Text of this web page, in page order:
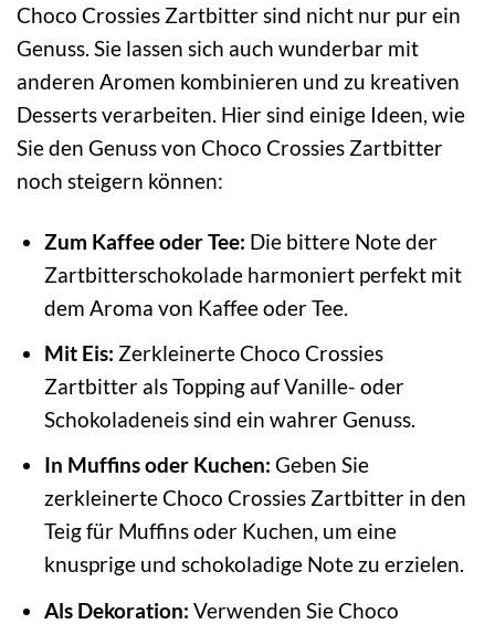
Choco Crossies Zartbitter sind nicht nur pur ein
Genuss. Sie lassen sich auch wunderbar mit
anderen Aromen kombinieren und zu kreativen
Desserts verarbeiten. Hier sind einige Ideen, wie
Sie den Genuss von Choco Crossies Zartbitter
noch steigern können:
Zum Kaffee oder Tee: Die bittere Note der
Zartbitterschokolade harmoniert perfekt mit
dem Aroma von Kaffee oder Tee.
Mit Eis: Zerkleinerte Choco Crossies
Zartbitter als Topping auf Vanille- oder
Schokoladeneis sind ein wahrer Genuss.
In Muffins oder Kuchen: Geben Sie
zerkleinerte Choco Crossies Zartbitter in den
Teig für Muffins oder Kuchen, um eine
knusprige und schokoladige Note zu erzielen.
Als Dekoration: Verwenden Sie Choco